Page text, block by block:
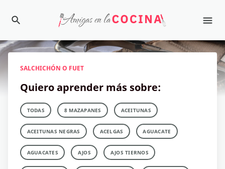
SALCHICHÓN O FUET
Quiero aprender más sobre:
TODAS 8 MAZAPANES ACEITUNAS
ACEITUNAS NEGRAS ACELGAS AGUACATE
AGUACATES AJOS AJOS TIERNOS